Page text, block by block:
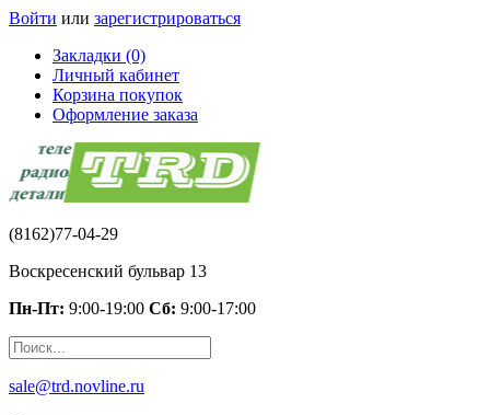
Войти или зарегистрироваться
Закладки (0)
Личный кабинет
Корзина покупок
Оформление заказа
(8162)77-04-29
Воскресенский бульвар 13
Пн-Пт: 9:00-19:00 Сб: 9:00-17:00
sale@trd.novline.ru